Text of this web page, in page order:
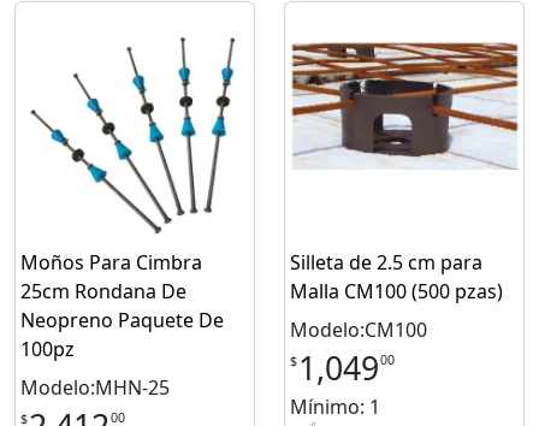
Moños Para Cimbra
25cm Rondana De
Neopreno Paquete De
100pz
Modelo:MHN-25
$ 00
Silleta de 2.5 cm para
Malla CM100 (500 pzas)
Modelo:CM100
$ 1,04900
Mínimo: 1